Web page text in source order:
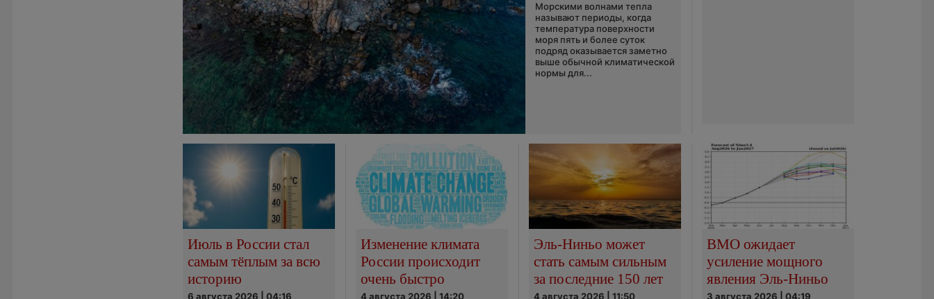
Морскими волнами тепла
называют периоды, когда
температура поверхности
моря пять и более суток
подряд оказывается заметно
выше обычной климатической
нормы для...
Июль в России стал
самым тёплым за всю
историю
6 августа 2026 | 04:16
Изменение климата
России происходит
очень быстро
4 августа 2026 | 14:20
Эль-Ниньо может
стать самым сильным
за последние 150 лет
4 августа 2026 | 11:50
ВМО ожидает
усиление мощного
явления Эль-Ниньо
3 августа 2026 | 04:19